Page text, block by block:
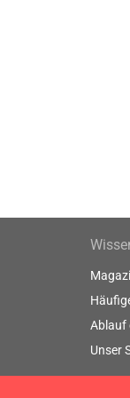
Ablauf
Unser